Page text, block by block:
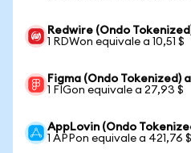
Redwire (Ondo
1 RDWon equivale a 10,51 $
Figma (Ondo Tokenized)
1 FIGon equivale a 27,93 $
AppLovin (Ondo
1 APPon equivale a 421,76 $